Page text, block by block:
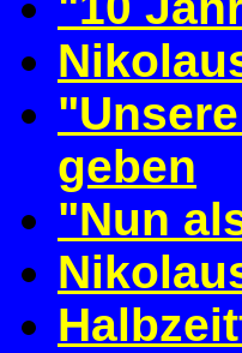
geben
"Nun